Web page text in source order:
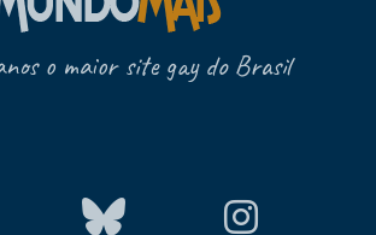
o maior site gay do Brasil